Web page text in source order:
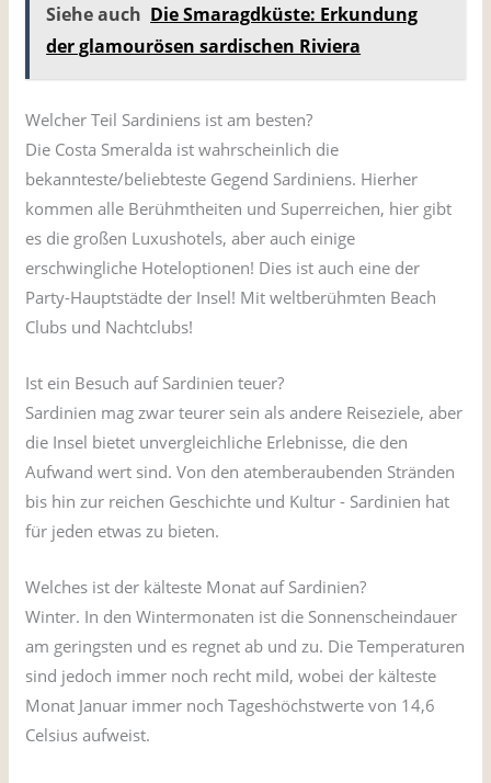
Siehe auch Die Smaragdküste: Erkundung
der glamourösen sardischen Riviera
Welcher Teil Sardiniens ist am besten?
Die Costa Smeralda ist wahrscheinlich die
bekannteste/beliebteste Gegend Sardiniens. Hierher
kommen alle Berühmtheiten und Superreichen, hier gibt
es die großen Luxushotels, aber auch einige
erschwingliche Hoteloptionen! Dies ist auch eine der
Party-Hauptstädte der Insel! Mit weltberühmten Beach
Clubs und Nachtclubs!
Ist ein Besuch auf Sardinien teuer?
Sardinien mag zwar teurer sein als andere Reiseziele, aber
die Insel bietet unvergleichliche Erlebnisse, die den
Aufwand wert sind. Von den atemberaubenden Stränden
bis hin zur reichen Geschichte und Kultur - Sardinien hat
für jeden etwas zu bieten.
Welches ist der kälteste Monat auf Sardinien?
Winter. In den Wintermonaten ist die Sonnenscheindauer
am geringsten und es regnet ab und zu. Die Temperaturen
sind jedoch immer noch recht mild, wobei der kälteste
Monat Januar immer noch Tageshöchstwerte von 14,6
Celsius aufweist.